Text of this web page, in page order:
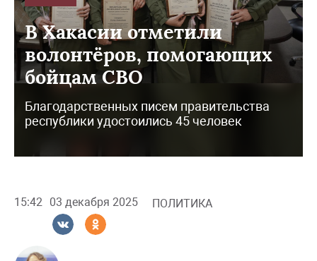
В Хакасии отметили
волонтёров, помогающих
бойцам СВО
Благодарственных писем правительства
республики удостоились 45 человек
15:42 03 декабря 2025 ПОЛИТИКА